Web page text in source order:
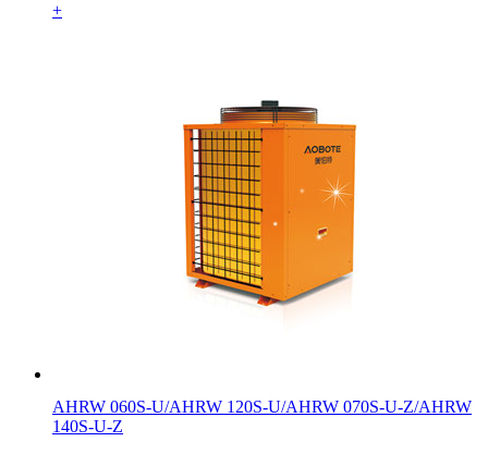
+
AHRW 060S-U/AHRW 120S-U/AHRW 070S-U-Z/AHRW
140S-U-Z